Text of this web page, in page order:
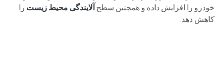
خودرو را افزایش داده و همچنین سطحآلایندگی محیط‌ زیست را
کاهش دهد.